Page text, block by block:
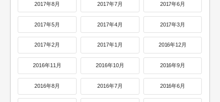
2017年8月 2017年7月 2017年6月
2017年5月 2017年4月 2017年3月
2017年2月 2017年1月 2016年12月
2016年11月 2016年10月 2016年9月
2016年8月 2016年7月 2016年6月